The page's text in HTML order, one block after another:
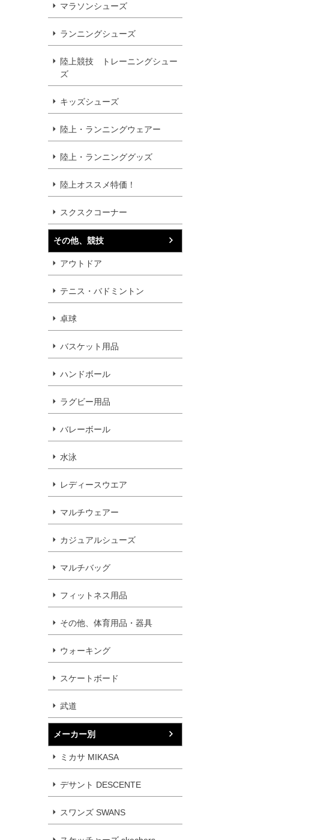
マラソンシューズ
ランニングシューズ
陸上競技 トレーニングシュー
ズ
キッズシューズ
陸上・ランニングウェアー
陸上・ランニンググッズ
陸上オススメ特価！
スクスクコーナー
その他、競技
アウトドア
テニス・バドミントン
卓球
バスケット用品
ハンドボール
ラグビー用品
バレーボール
水泳
レディースウエア
マルチウェアー
カジュアルシューズ
マルチバッグ
フィットネス用品
その他、体育用品・器具
ウォーキング
スケートボード
武道
メーカー別
ミカサ MIKASA
デサント DESCENTE
スワンズ SWANS